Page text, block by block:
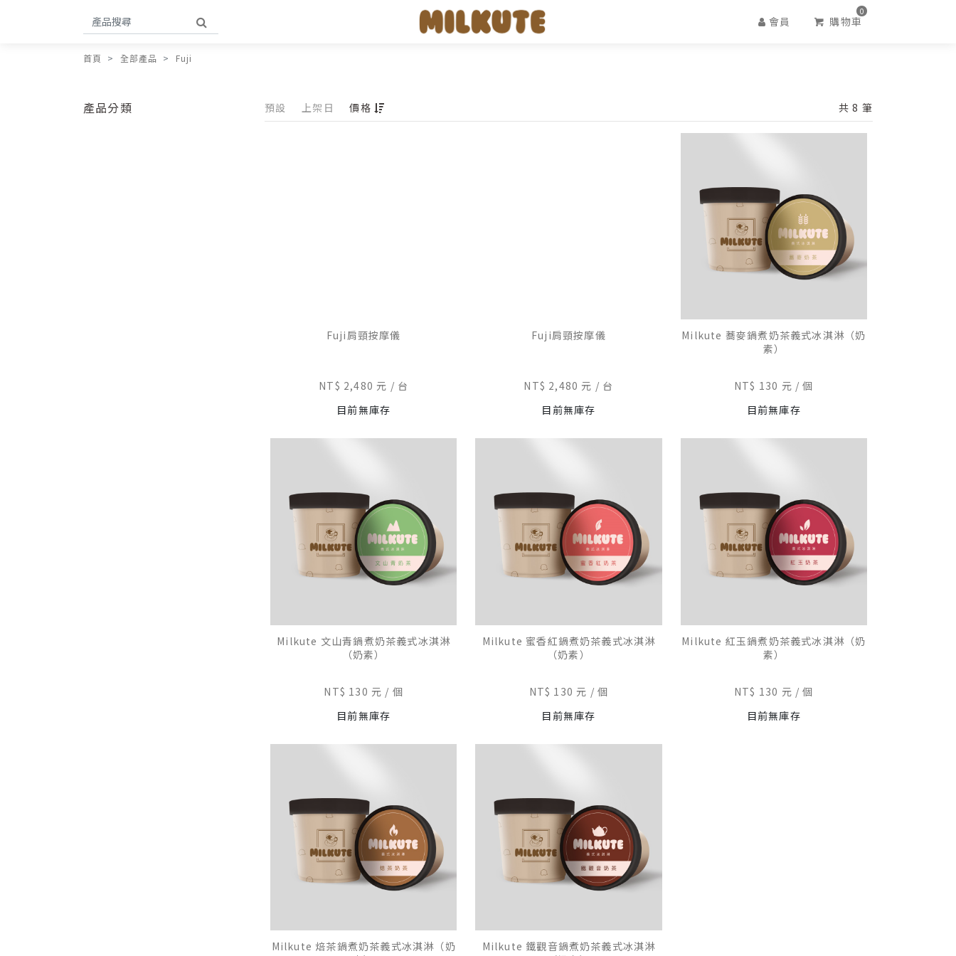
會員 購物車
0
首頁 全部產品 Fuji
產品分類 預設 上架日 價格 共 8 筆
Fuji肩頸按摩儀
NT$ 2,480 元
台
目前無庫存
Fuji肩頸按摩儀
NT$ 2,480 元
台
目前無庫存
Milkute 蕎麥鍋煮奶茶義式冰淇淋（奶
素）
NT$ 130 元
個
目前無庫存
Milkute 文山青鍋煮奶茶義式冰淇淋
（奶素）
NT$ 130 元
個
目前無庫存
Milkute 蜜香紅鍋煮奶茶義式冰淇淋
（奶素）
NT$ 130 元
個
目前無庫存
Milkute 紅玉鍋煮奶茶義式冰淇淋（奶
素）
NT$ 130 元
個
目前無庫存
Milkute 焙茶鍋煮奶茶義式冰淇淋（奶
Milkute 鐵觀音鍋煮奶茶義式冰淇淋